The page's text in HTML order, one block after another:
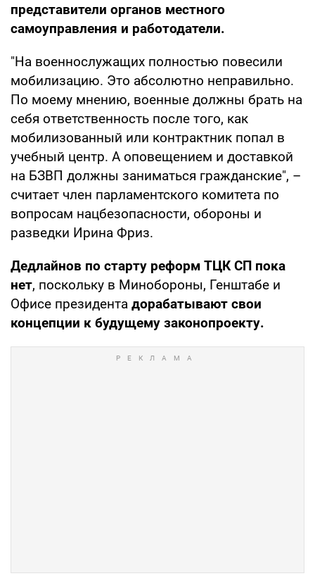
представители органов местного
самоуправления и работодатели.
"На военнослужащих полностью повесили
мобилизацию. Это абсолютно неправильно.
По моему мнению, военные должны брать на
себя ответственность после того, как
мобилизованный или контрактник попал в
учебный центр. А оповещением и доставкой
на БЗВП должны заниматься гражданские", –
считает член парламентского комитета по
вопросам нацбезопасности, обороны и
разведки Ирина Фриз.
Дедлайнов по старту реформ ТЦК СП пока
нет, поскольку в Минобороны, Генштабе и
Офисе президента дорабатывают свои
концепции к будущему законопроекту.